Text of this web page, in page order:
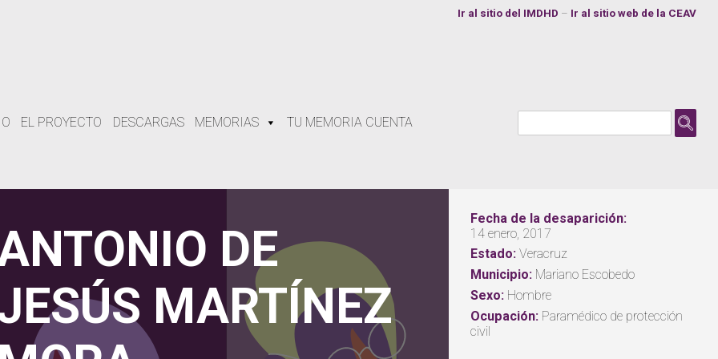
Ir al sitio del IMDHD – Ir al sitio web de la CEAV
EL PROYECTO DESCARGAS MEMORIAS TU MEMORIA CUENTA Buscar:
MORA
Fecha de la desaparición:
14 enero, 2017
Estado:Veracruz
Municipio:Mariano Escobedo
Sexo:Hombre
Ocupación:Paramédico de protección
civil
DE
MARTÍNEZ